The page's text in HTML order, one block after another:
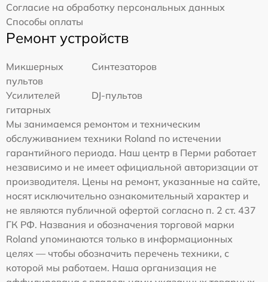
Согласие на обработку персональных данных
Способы оплаты
Ремонт устройств
Микшерных
пультов
Синтезаторов
Усилителей
гитарных
DJ-пультов
Мы занимаемся ремонтом и техническим
обслуживанием техники Roland по истечении
гарантийного периода. Наш центр в Перми работает
независимо и не имеет официальной авторизации от
производителя. Цены на ремонт, указанные на сайте,
носят исключительно ознакомительный характер и
не являются публичной офертой согласно п. 2 ст. 437
ГК РФ. Названия и обозначения торговой марки
Roland упоминаются только в информационных
целях — чтобы обозначить перечень техники, с
которой мы работаем. Наша организация не